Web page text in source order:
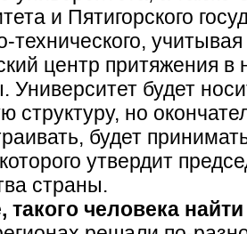
и Пятигорского
технического,
центр притяжения
Университет будет
структуру, но
будет
утвердит
страны.
такого человека